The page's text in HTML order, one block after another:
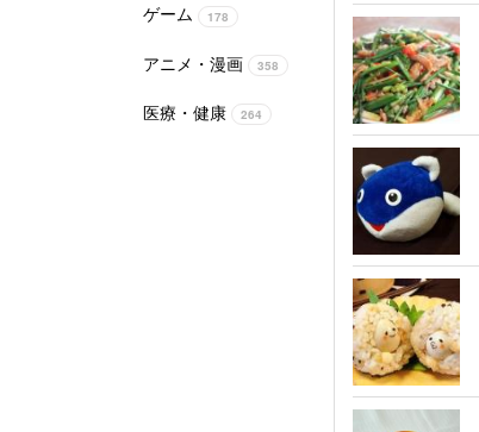
ゲーム 178
アニメ・漫画 358
医療・健康 264